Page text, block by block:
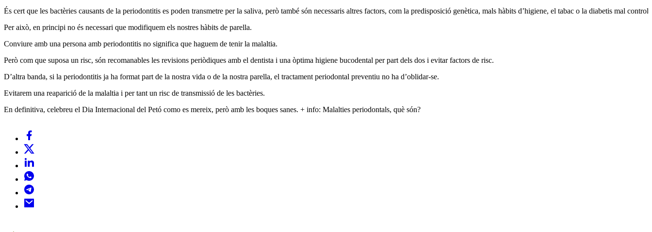
És cert que les bactèries causants de la periodontitis es poden transmetre per la saliva, però també són necessaris altres factors, com la predisposició genètica, mals hàbits d’higiene, el tabac o la diabetis mal
Per això, en principi no és necessari que modifiquem els nostres hàbits de parella.
Conviure amb una persona amb periodontitis no significa que haguem de tenir la malaltia.
Però com que suposa un risc, són recomanables les revisions periòdiques amb el dentista i una òptima higiene bucodental per part dels dos i evitar factors de risc.
D’altra banda, si la periodontitis ja ha format part de la nostra vida o de la nostra parella, el tractament periodontal preventiu no ha d’oblidar-se.
Evitarem una reaparició de la malaltia i per tant un risc de transmissió de les bactèries.
En definitiva, celebreu el Dia Internacional del Petó como es mereix, però amb les boques sanes. + info: Malalties periodontals, què són?